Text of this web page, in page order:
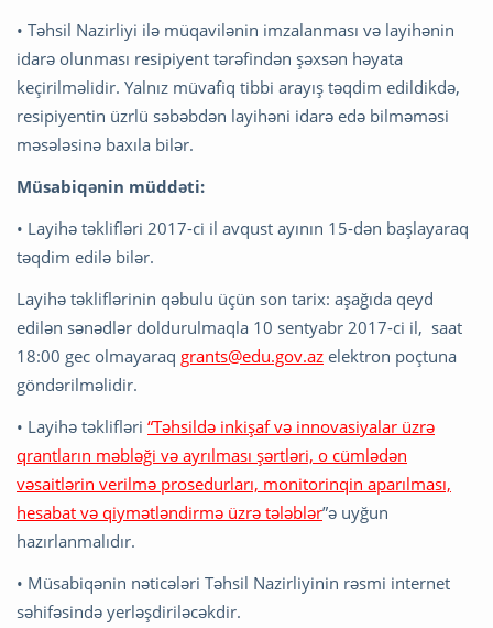
• Təhsil Nazirliyi ilə müqavilənin imzalanması və layihənin
idarə olunması resipiyent tərəfindən şəxsən həyata
keçirilməlidir. Yalnız müvafiq tibbi arayış təqdim edildikdə,
resipiyentin üzrlü səbəbdən layihəni idarə edə bilməməsi
məsələsinə baxıla bilər.
Müsabiqənin müddəti:
• Layihə təklifləri 2017-ci il avqust ayının 15-dən başlayaraq
təqdim edilə bilər.
Layihə təkliflərinin qəbulu üçün son tarix: aşağıda qeyd
edilən sənədlər doldurulmaqla 10 sentyabr 2017-ci il, saat
18:00 gec olmayaraq grants@edu.gov.az elektron poçtuna
göndərilməlidir.
• Layihə təklifləri “Təhsildə inkişaf və innovasiyalar üzrə
qrantların məbləği və ayrılması şərtləri, o cümlədən
vəsaitlərin verilmə prosedurları, monitorinqin aparılması,
hesabat və qiymətləndirmə üzrə tələblər”ə uyğun
hazırlanmalıdır.
• Müsabiqənin nəticələri Təhsil Nazirliyinin rəsmi internet
səhifəsində yerləşdiriləcəkdir.